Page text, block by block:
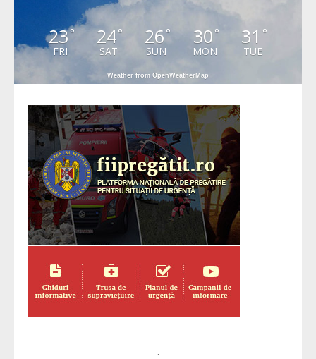
23°
FRI
24°
SAT
26 °
SUN
30 °
MON
31 °
TUE
Weather from OpenWeatherMap
.